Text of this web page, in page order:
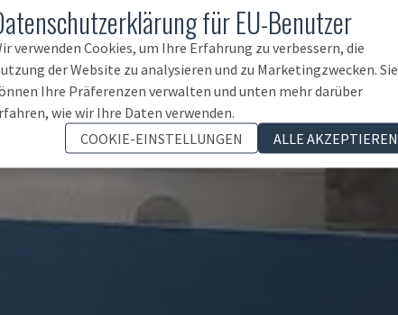
für EU-Benutzer
verwenden Cookies, um Ihre Erfahrung zu verbessern, die
der Website zu analysieren und zu Marketingzwecken. Sie
Ihre Präferenzen verwalten und unten mehr darüber
wie wir Ihre Daten verwenden.
COOKIE-EINSTELLUNGEN
ALLE AKZEPTIEREN